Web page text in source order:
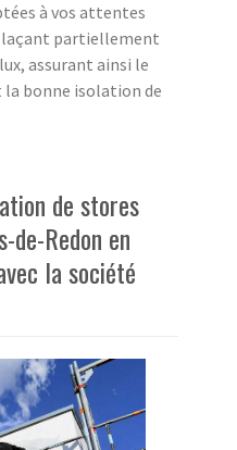
à vos attentes
partiellement
assurant ainsi le
bonne isolation de
de stores
de-Redon en
la société